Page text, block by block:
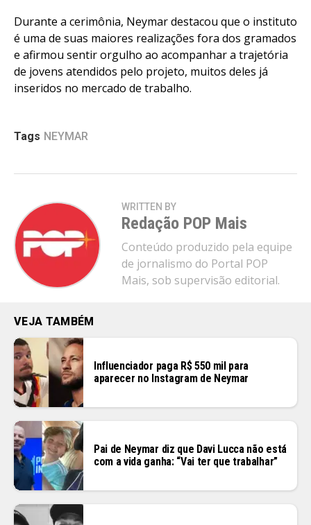
Durante a cerimônia, Neymar destacou que o instituto
é uma de suas maiores realizações fora dos gramados
e afirmou sentir orgulho ao acompanhar a trajetória
de jovens atendidos pelo projeto, muitos deles já
inseridos no mercado de trabalho.
Tags NEYMAR
WRITTEN BY
Redação POP Mais
Conteúdo produzido pela equipe
de jornalismo do Portal POP
Mais, sob supervisão editorial.
VEJA TAMBÉM
Influenciador paga R$ 550 mil para
aparecer no Instagram de Neymar
Pai de Neymar diz que Davi Lucca não está
com a vida ganha: “Vai ter que trabalhar”